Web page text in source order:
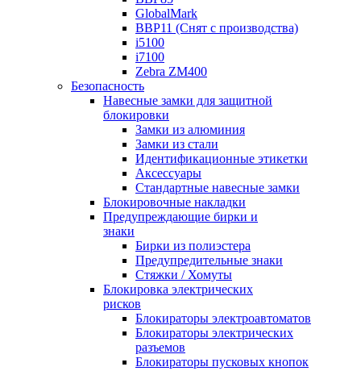
GlobalMark
BBP11 (Снят с производства)
i5100
i7100
Zebra ZM400
Безопасность
Навесные замки для защитной
блокировки
Замки из алюминия
Замки из стали
Идентификационные этикетки
Аксессуары
Стандартные навесные замки
Блокировочные накладки
Предупреждающие бирки и
знаки
Бирки из полиэстера
Предупредительные знаки
Стяжки / Хомуты
Блокировка электрических
рисков
Блокираторы электроавтоматов
Блокираторы электрических
разъемов
Блокираторы пусковых кнопок